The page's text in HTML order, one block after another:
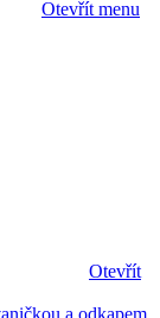
Otevřít menu
Otevřít
a odkapem